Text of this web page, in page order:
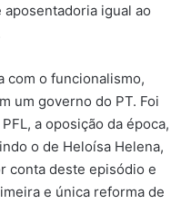
igual ao
com o funcionalismo,
um governo do PT. Foi
a oposição da época,
o de Heloísa Helena,
conta deste episódio e
e única reforma de